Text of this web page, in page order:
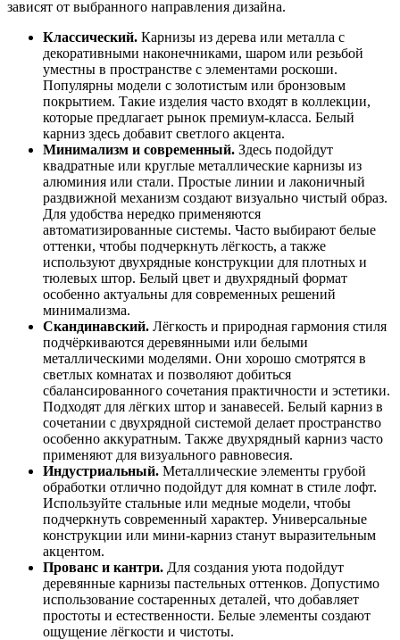
зависят от выбранного направления дизайна.
Классический. Карнизы из дерева или металла с
декоративными наконечниками, шаром или резьбой
уместны в пространстве с элементами роскоши.
Популярны модели с золотистым или бронзовым
покрытием. Такие изделия часто входят в коллекции,
которые предлагает рынок премиум-класса. Белый
карниз здесь добавит светлого акцента.
Минимализм и современный. Здесь подойдут
квадратные или круглые металлические карнизы из
алюминия или стали. Простые линии и лаконичный
раздвижной механизм создают визуально чистый образ.
Для удобства нередко применяются
автоматизированные системы. Часто выбирают белые
оттенки, чтобы подчеркнуть лёгкость, а также
используют двухрядные конструкции для плотных и
тюлевых штор. Белый цвет и двухрядный формат
особенно актуальны для современных решений
минимализма.
Скандинавский. Лёгкость и природная гармония стиля
подчёркиваются деревянными или белыми
металлическими моделями. Они хорошо смотрятся в
светлых комнатах и позволяют добиться
сбалансированного сочетания практичности и эстетики.
Подходят для лёгких штор и занавесей. Белый карниз в
сочетании с двухрядной системой делает пространство
особенно аккуратным. Также двухрядный карниз часто
применяют для визуального равновесия.
Индустриальный. Металлические элементы грубой
обработки отлично подойдут для комнат в стиле лофт.
Используйте стальные или медные модели, чтобы
подчеркнуть современный характер. Универсальные
конструкции или мини-карниз станут выразительным
акцентом.
Прованс и кантри. Для создания уюта подойдут
деревянные карнизы пастельных оттенков. Допустимо
использование состаренных деталей, что добавляет
простоты и естественности. Белые элементы создают
ощущение лёгкости и чистоты.